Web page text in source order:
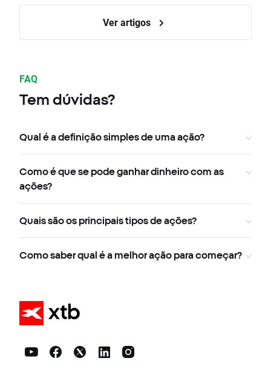
Ver artigos
FAQ
Tem dúvidas?
Qual é a definição simples de uma ação?
Como é que se pode ganhar dinheiro com as
ações?
Quais são os principais tipos de ações?
Como saber qual é a melhor ação para começar?